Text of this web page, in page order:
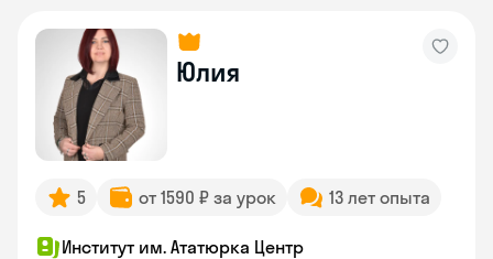
Юлия
5 от 1590 ₽ за урок 13 лет опыта
Институт им. Ататюрка Центр